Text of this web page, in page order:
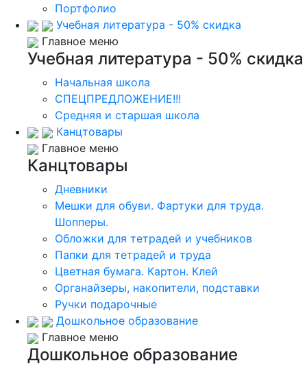
Портфолио
Учебная литература - 50% скидка
Главное меню
Учебная литература - 50% скидка
Начальная школа
СПЕЦПРЕДЛОЖЕНИЕ!!!
Средняя и старшая школа
Канцтовары
Главное меню
Канцтовары
Дневники
Мешки для обуви. Фартуки для труда.
Шопперы.
Обложки для тетрадей и учебников
Папки для тетрадей и труда
Цветная бумага. Картон. Клей
Органайзеры, накопители, подставки
Ручки подарочные
Дошкольное образование
Главное меню
Дошкольное образование